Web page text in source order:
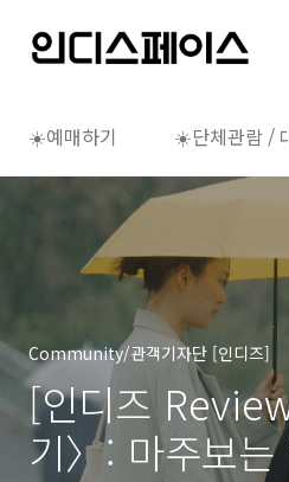
☀️예매하기 ☀️단체관람 /
Community/관객기자단 [인디즈]
[인디즈
기〉: 마주보는